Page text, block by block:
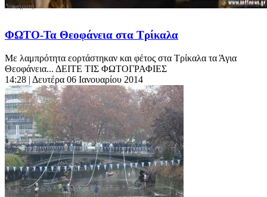
ΦΩΤΟ-Τα Θεοφάνεια στα Τρίκαλα
Με λαμπρότητα εορτάστηκαν και φέτος στα Τρίκαλα τα Άγια
Θεοφάνεια... ΔΕΙΤΕ ΤΙΣ ΦΩΤΟΓΡΑΦΙΕΣ
14:28 | Δευτέρα 06 Ιανουαρίου 2014